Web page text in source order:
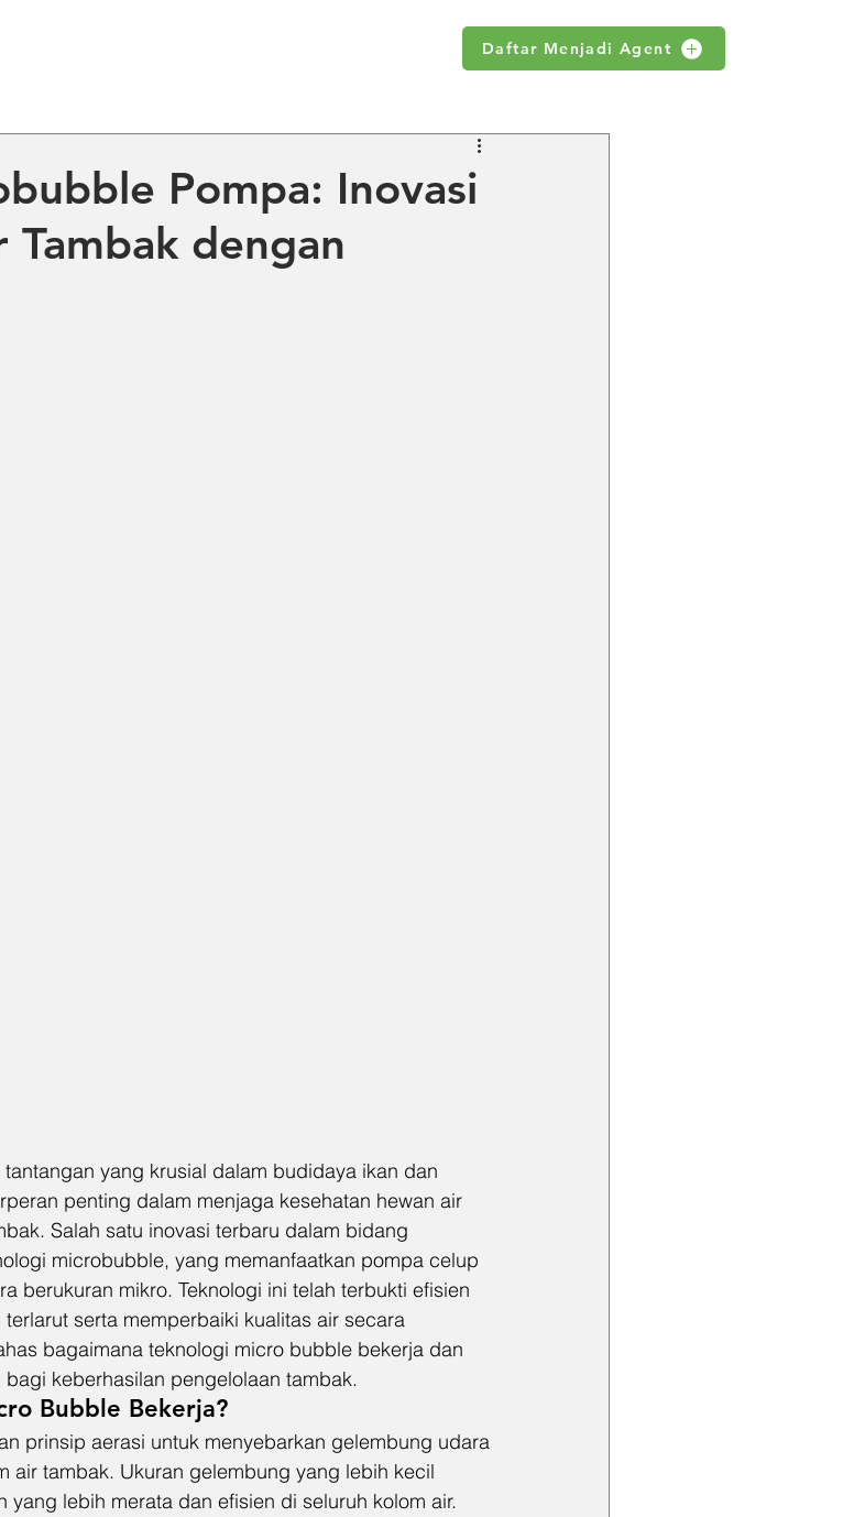
Daftar Menjadi Agent
Pompa: Inovasi
Tambak dengan
yang krusial dalam budidaya ikan dan
penting dalam menjaga kesehatan hewan air
Salah satu inovasi terbaru dalam bidang
microbubble, yang memanfaatkan pompa celup
berukuran mikro. Teknologi ini telah terbukti efisien
serta memperbaiki kualitas air secara
bagaimana teknologi micro bubble bekerja dan
keberhasilan pengelolaan tambak.
Bubble Bekerja?
prinsip aerasi untuk menyebarkan gelembung udara
air tambak. Ukuran gelembung yang lebih kecil
lebih merata dan efisien di seluruh kolom air.